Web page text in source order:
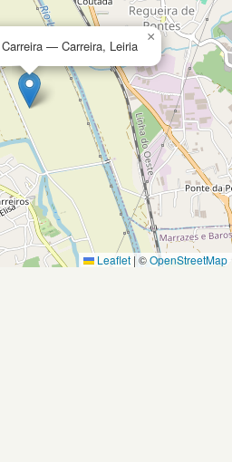
— Carreira, Leiria
×
Leaflet | ©OpenStreetMap